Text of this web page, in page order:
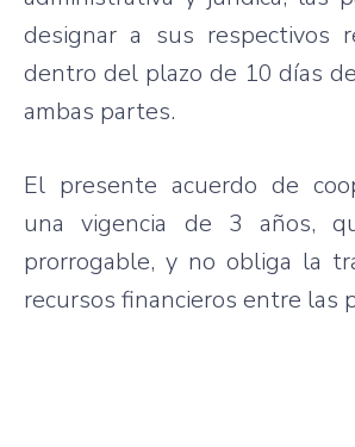
designar a sus respectivos
dentro del plazo de 10 días
ambas partes.
El presente acuerdo de
una vigencia de 3 años,
prorrogable, y no obliga la
recursos financieros entre las